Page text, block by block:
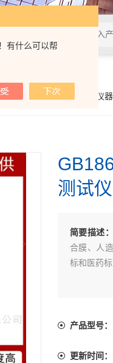
有什么可以帮
产品展示 医药包装检测仪器
测试仪
简要描述：
合膜、人
标和医药标
产品型号：
更新时间：